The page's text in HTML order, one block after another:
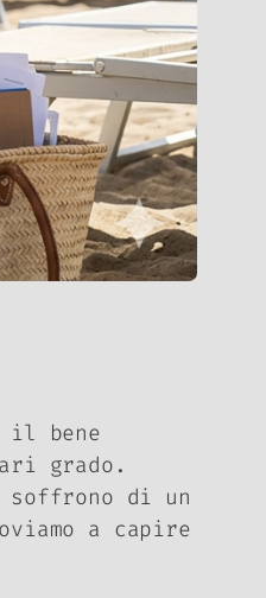
il bene
grado.
di un
a capire